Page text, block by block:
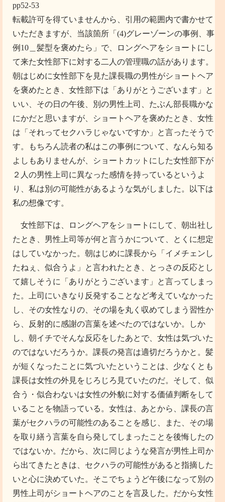
pp52-53
転載許可を得ていませんから、引用の範囲内で書かせて
いただきますが、当該箇所「(4)グレーゾーンの事例、事
例10＿髪型を褒めたら」で、ロングヘアをショートにし
て来た女性部下に対する二人の管理職の話があります。
朝はじめに女性部下を見た課長職の男性がショートヘア
を褒めたとき、女性部下は「ありがとうございます」と
いい、その日の午後、別の男性上司、たぶん部長職かな
にかだと思いますが、ショートヘアを褒めたとき、女性
は「それってセクハラじゃないですか」と言ったそうで
す。もちろん読者の私はこの事例について、なんら知る
よしもありませんが、ショートカットにした女性部下が
２人の男性上司に異なった感情を持っているというよ
り、私は別の可能性があるような気がしました。以下は
私の想像です。
女性部下は、ロングヘアをショートにして、朝出社し
たとき、男性上司等が何と言うかについて、とくに想定
はしていなかった。朝はじめに課長から「イメチェンし
たねぇ、似合うよ」と言われたとき、とっさの反応とし
て嬉しそうに「ありがとうございます」と言ってしまっ
た。上司にいきなり反発することなど考えていなかった
し、その女性なりの、その場を丸く収めてしまう習性か
ら、反射的に感謝の言葉を述べたのではないか。しか
し、朝イチでそんな反応をしたあとで、女性は気づいた
のではないだろうか。課長の発言は適切だろうかと。髪
が短くなったことに気づいたということは、少なくとも
課長は女性の外見をじろじろ見ていたのだ。そして、似
合う・似合わないは女性の外貌に対する価値判断をして
いることを物語っている。女性は、あとから、課長の言
葉がセクハラの可能性のあることを感じ、また、その場
を取り繕う言葉を自ら発してしまったことを後悔したの
ではないか。だから、次に同じような発言が男性上司か
ら出てきたときは、セクハラの可能性があると指摘した
いと心に決めていた。そこでちょうど午後になって別の
男性上司がショートヘアのことを言及した。だから女性